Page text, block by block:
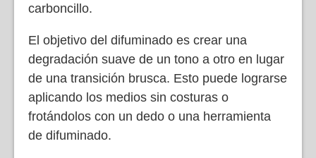
carboncillo.
El objetivo del difuminado es crear una
degradación suave de un tono a otro en lugar
de una transición brusca. Esto puede lograrse
aplicando los medios sin costuras o
frotándolos con un dedo o una herramienta
de difuminado.